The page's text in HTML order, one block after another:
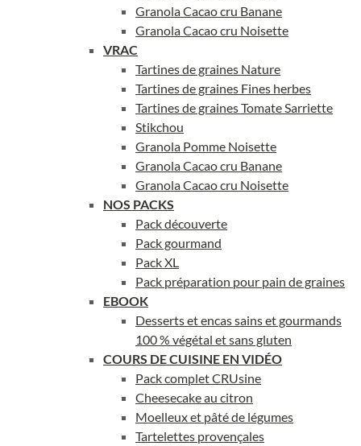
Granola Cacao cru Banane
Granola Cacao cru Noisette
VRAC
Tartines de graines Nature
Tartines de graines Fines herbes
Tartines de graines Tomate Sarriette
Stikchou
Granola Pomme Noisette
Granola Cacao cru Banane
Granola Cacao cru Noisette
NOS PACKS
Pack découverte
Pack gourmand
Pack XL
Pack préparation pour pain de graines
EBOOK
Desserts et encas sains et gourmands
100 % végétal et sans gluten
COURS DE CUISINE EN VIDÉO
Pack complet CRUsine
Cheesecake au citron
Moelleux et pâté de légumes
Tartelettes provençales